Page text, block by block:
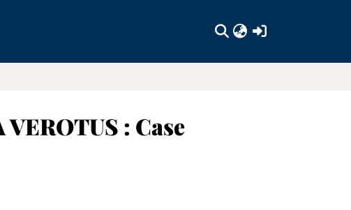
: Case